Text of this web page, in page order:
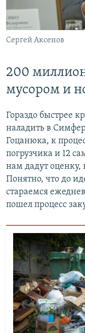
Сергей Аксенов
​200
мусором и
Гораздо быстрее
наладить в
Гоцанюка, к
погрузчика и 12
нам дадут оценку,
Понятно, что до
стараемся
пошел процесс